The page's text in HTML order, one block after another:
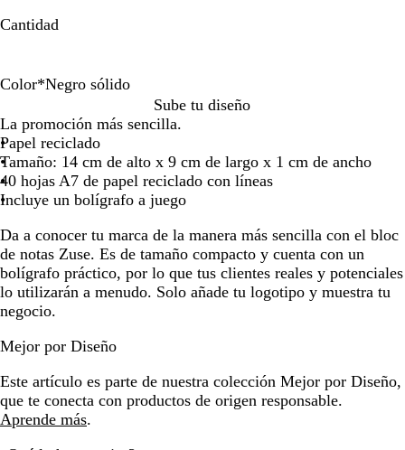
Cantidad
Color*Negro sólido
e
g
r
o
s
l
i
d
o
o
j
o
/
B
i
s
z
u
l
Sube tu diseño
La promoción más sencilla.
Papel reciclado
Tamaño: 14 cm de alto x 9 cm de largo x 1 cm de ancho
40 hojas A7 de papel reciclado con líneas
Incluye un bolígrafo a juego
Da a conocer tu marca de la manera más sencilla con el bloc
de notas Zuse. Es de tamaño compacto y cuenta con un
bolígrafo práctico, por lo que tus clientes reales y potenciales
lo utilizarán a menudo. Solo añade tu logotipo y muestra tu
negocio.
Mejor por Diseño
Este artículo es parte de nuestra colección Mejor por Diseño,
que te conecta con productos de origen responsable.
Aprende más.